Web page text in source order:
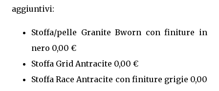
aggiuntivi:
Stoffa/pelle Granite Bworn con finiture in
nero 0,00 €
Stoffa Grid Antracite 0,00 €
Stoffa Race Antracite con finiture grigie 0,00